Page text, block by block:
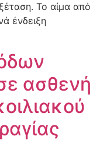
Το αίμα από
ένδειξη
ασθενή